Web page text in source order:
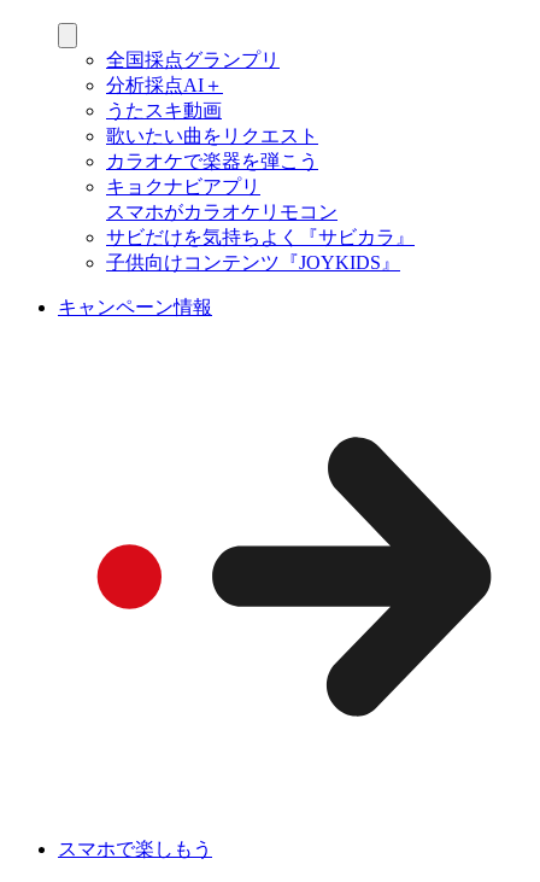
全国採点グランプリ
分析採点AI＋
うたスキ動画
歌いたい曲をリクエスト
カラオケで楽器を弾こう
キョクナビアプリ
スマホがカラオケリモコン
サビだけを気持ちよく『サビカラ』
子供向けコンテンツ『JOYKIDS』
キャンペーン情報
スマホで楽しもう